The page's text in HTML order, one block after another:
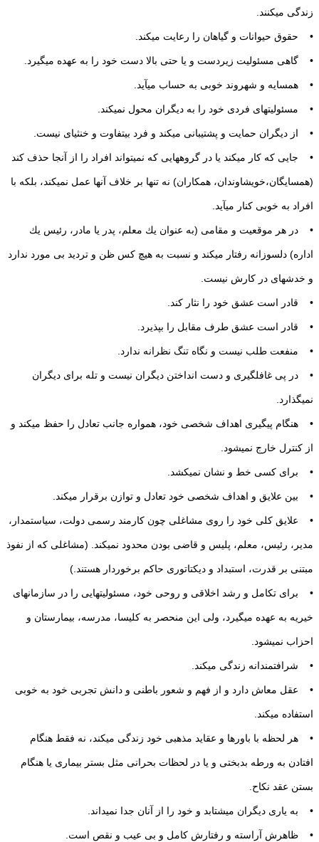
زندگی می‏كنند.
• حقوق حیوانات و گیاهان را رعایت می‏كند.
• گاهی مسئولیت زیردست و یا حتی بالا دست خود را به عهده می‏گیرد.
• همسایه و شهروند خوبی به حساب می‏آید.
• مسئولیت‏های فردی خود را به دیگران محول نمی‏كند.
• از دیگران حمایت و پشتیبانی می‏كند و فرد بی‏‏‎تفاوت و خنثی‏ای نیست.
• جایی كه كار می‏كند یا در گروه‏هایی كه نمی‏تواند افراد را از آنجا حذف كند
(همسایگان‏،خویشاوندان، همكاران) نه تنها بر خلاف آنها عمل نمی‏كند‏، بلكه با
افراد به خوبی كنار می‏آید.
• در هر موقعیت و مقامی (به عنوان یك معلم، پدر یا مادر‏، رئیس یك
اداره) دلسوزانه رفتار می‏كند و نسبت به هیچ كس ظن و تردید بی مورد ندارد
و خدشه‏ای در كارش نیست.
• قادر است عشق خود را نثار كند.
• قادر است عشق طرف مقابل را بپذیرد.
• منفعت طلب نیست و نگاه تنگ نظرانه ندارد.
• در پی غافلگیری و دست انداختن دیگران نیست و تله برای دیگران
نمی‏گذارد.
• هنگام پیگیری اهداف شخصی خود‎، همواره جانب تعادل را حفظ می‏كند و
از كنترل خارج نمی‏شود.
• برای كسی خط و نشان نمی‏كشد.
• بین علایق و اهداف شخصی خود تعادل و توازن برقرار می‏‏كند.
• علایق كلی خود را روی مشاغلی چون كارمند رسمی دولت‏، سیاستمدار،
مدیر‏، رئیس، معلم، پلیس و قاضی بودن محدود نمی‏كند. (مشاغلی كه از نفوذ
مبتنی بر قدرت‏، استبداد و دیكتاتوری حاكم برخوردار هستند.)
• برای تكامل و رشد اخلاقی و روحی خود، مسئولیت‏هایی را در سازمان‏های
خیریه به عهده می‏گیرد‏، ولی این منحصر به كلیسا، مدرسه‏، بیمارستان و
احزاب نمی‏شود.
• شرافتمندانه زندگی می‏كند.
• عقل معاش دارد و از فهم و شعور باطنی و دانش تجربی خود به خوبی
استفاده می‏كند.
• هر لحظه با باورها و عقاید مذهبی خود زندگی می‏كند، نه فقط هنگام
افتادن به ورطه بدبختی و یا در لحظات بحرانی مثل بستر بیماری یا هنگام
بستن عقد نكاح.
• به یاری دیگران می‏شتابد و خود را از آنان جدا نمی‏داند.
• ظاهرش آراسته و رفتارش كامل و بی عیب و نقص است.